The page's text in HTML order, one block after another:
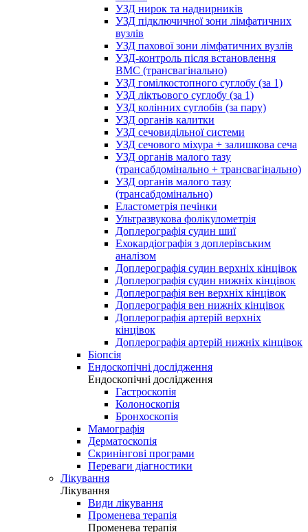
УЗД нирок та наднирників
УЗД підключичної зони лімфатичних
вузлів
УЗД пахової зони лімфатичних вузлів
УЗД-контроль після встановлення
ВМС (трансвагінально)
УЗД гомілкостопного суглобу (за 1)
УЗД ліктьового суглобу (за 1)
УЗД колінних суглобів (за пару)
УЗД органів калитки
УЗД сечовидільної системи
УЗД сечового міхура + залишкова сеча
УЗД органів малого тазу
(трансабдомінально + трансвагінально)
УЗД органів малого тазу
(трансабдомінально)
Еластометрія печінки
Ультразвукова фолікулометрія
Доплерографія судин шиї
Ехокардіографія з доплерівським
аналізом
Доплерографія судин верхніх кінцівок
Доплерографія судин нижніх кінцівок
Доплерографія вен верхніх кінцівок
Доплерографія вен нижніх кінцівок
Доплерографія артерій верхніх
кінцівок
Доплерографія артерій нижніх кінцівок
Біопсія
Ендоскопічні дослідження
Ендоскопічні дослідження
Гастроскопія
Колоноскопія
Бронхоскопія
Мамографія
Дерматоскопія
Скринінгові програми
Переваги діагностики
Лікування
Лікування
Види лікування
Променева терапія
Променева терапія